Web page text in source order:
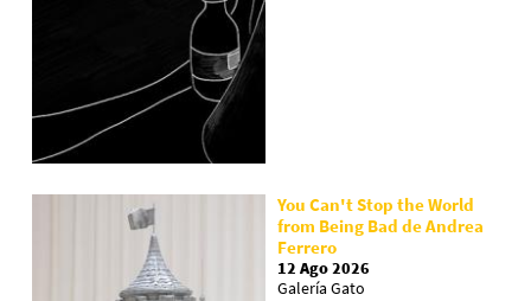
You Can't Stop the World
from Being Bad de Andrea
Ferrero
12 Ago 2026
Galería Gato